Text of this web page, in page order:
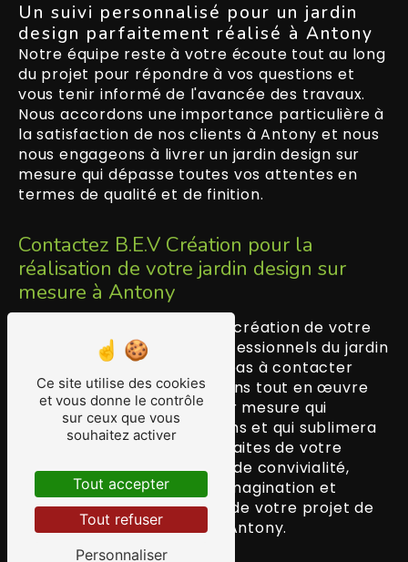
Un suivi personnalisé pour un jardin
design parfaitement réalisé à Antony
Notre équipe reste à votre écoute tout au long
du projet pour répondre à vos questions et
vous tenir informé de l'avancée des travaux.
Nous accordons une importance particulière à
la satisfaction de nos clients à Antony et nous
nous engageons à livrer un jardin design sur
mesure qui dépasse toutes vos attentes en
termes de qualité et de finition.
Contactez B.E.V Création pour la
réalisation de votre jardin design sur
mesure à Antony
Si vous souhaitez confier la création de votre
espace extérieur à des professionnels du jardin
design à Antony, n'hésitez pas à contacter
B.E.V Création. Nous mettrons tout en œuvre
pour concevoir un jardin sur mesure qui
correspond à vos aspirations et qui sublimera
votre propriété à Antony. Faites de votre
jardin un lieu de détente et de convivialité,
laissez libre cours à votre imagination et
confiez-nous la réalisation de votre projet de
jardin design sur mesure à Antony.
Ce site utilise des cookies
et vous donne le contrôle
sur ceux que vous
souhaitez activer
Tout accepter
Tout refuser
Personnaliser